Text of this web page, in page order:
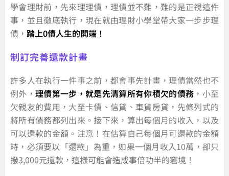
學會理財前，先來理理債，理債並不難，難的是正視這件
事，並且徹底執行，現在就由理財小學堂帶大家一步步理
債， 踏上0債人生的開端！
制訂完善還款計畫
許多人在執行一件事之前，都會事先計畫，理債當然也不
例外， 理債第一步，就是先清算所有你積欠的債務 ，小至
欠親友的費用，大至卡債、信貸、車貨房貸，先條列式的
將所有債務都列出來。接下來，算出每個月的收入，以及
可以還款的金額。注意！在估算自己每個月可還款的金額
時，必須要以「還款」為重，如果一個月收入10萬，卻只
撥3,000元還款，這樣可能會造成事倍功半的窘境！